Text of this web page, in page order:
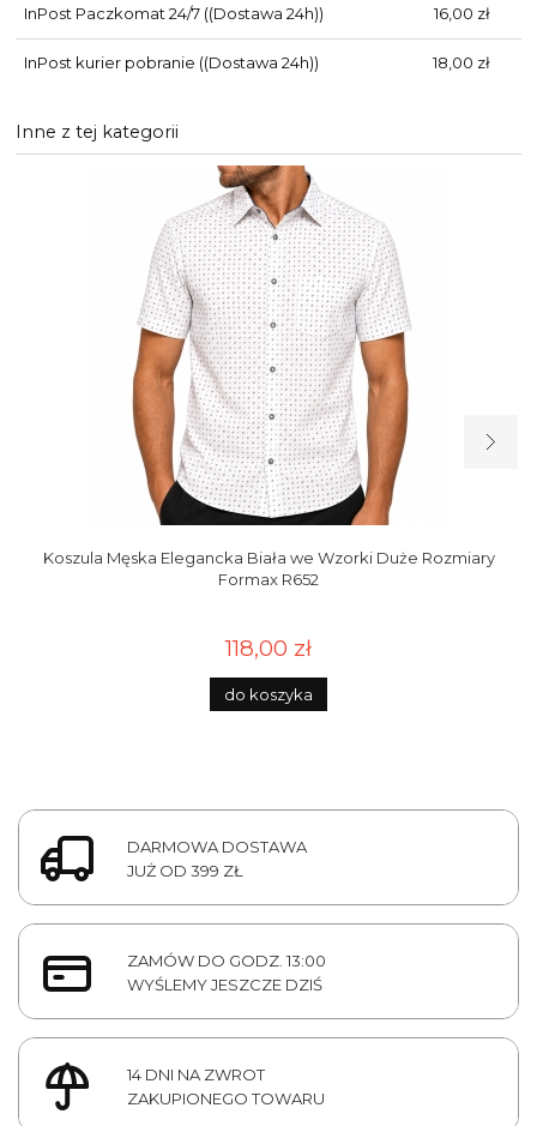
InPost Paczkomat 24/7((Dostawa 24h)) 16,00 zł
InPost kurier pobranie ((Dostawa 24h)) 18,00 zł
Inne z tej kategorii
Koszula Męska Elegancka Biała we Wzorki Duże Rozmiary
Formax R652
118,00 zł
do koszyka
DARMOWA DOSTAWA
JUŻ OD 399 ZŁ
ZAMÓW DO GODZ. 13:00
WYŚLEMY JESZCZE DZIŚ
14 DNI NA ZWROT
ZAKUPIONEGO TOWARU